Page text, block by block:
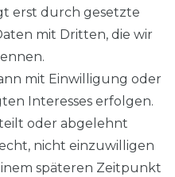
erst durch gesetzte
mit Dritten, die wir
mit Einwilligung oder
Interesses erfolgen.
oder abgelehnt
nicht einzuwilligen
späteren Zeitpunkt